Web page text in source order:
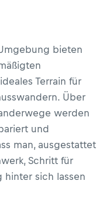
bieten
Terrain für
Über
werden
und
man, ausgestattet
Schritt für
hinter sich lassen